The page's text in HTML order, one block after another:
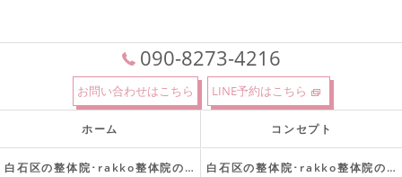
090-8273-4216
お問い合わせはこちら LINE予約はこちら
ホーム コンセプト
白石区の整体院･rakko整体院の口コミ情報 白石区の整体院･rakko整体院の評判